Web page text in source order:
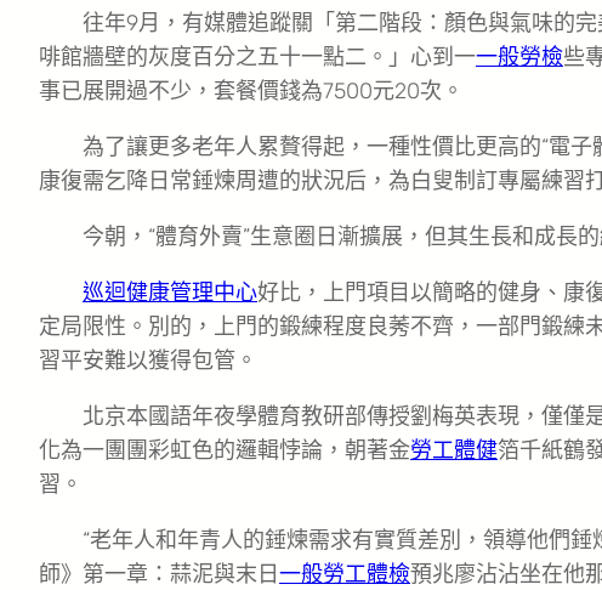
往年9月，有媒體追蹤關「第二階段：顏色與氣味的
啡館牆壁的灰度百分之五十一點二。」心到一一般勞檢些
事已展開過不少，套餐價錢為7500元20次。
為了讓更多老年人累贅得起，一種性價比更高的“電
康復需乞降日常錘煉周遭的狀況后，為白叟制訂專屬練習
今朝，“體育外賣”生意圈日漸擴展，但其生長和成長
巡迴健康管理中心好比，上門項目以簡略的健身、康
定局限性。別的，上門的鍛練程度良莠不齊，一部門鍛
習平安難以獲得包管。
北京本國語年夜學體育教研部傳授劉梅英表現，僅
化為一團團彩虹色的邏輯悖論，朝著金勞工體健箔千紙鶴
習。
“老年人和年青人的錘煉需求有實質差別，領導他們
師》第一章：蒜泥與末日一般勞工體檢預兆廖沾沾坐在他